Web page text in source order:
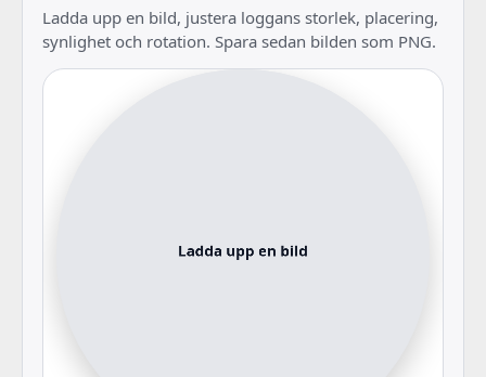
Ladda upp en bild, justera loggans storlek, placering,
synlighet och rotation. Spara sedan bilden som PNG.